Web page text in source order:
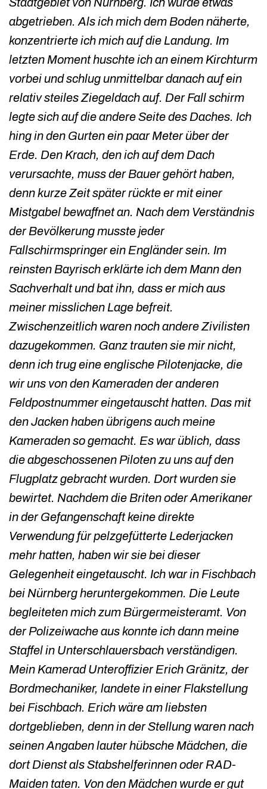
abgetrieben. Als ich mich dem Boden näherte,
konzentrierte ich mich auf die Landung. Im
letzten Moment huschte ich an einem Kirchturm
vorbei und schlug unmittelbar danach auf ein
relativ steiles Ziegeldach auf. Der Fall schirm
legte sich auf die andere Seite des Daches. Ich
hing in den Gurten ein paar Meter über der
Erde. Den Krach, den ich auf dem Dach
verursachte, muss der Bauer gehört haben,
denn kurze Zeit später rückte er mit einer
Mistgabel bewaffnet an. Nach dem Verständnis
der Bevölkerung musste jeder
Fallschirmspringer ein Engländer sein. Im
reinsten Bayrisch erklärte ich dem Mann den
Sachverhalt und bat ihn, dass er mich aus
meiner misslichen Lage befreit.
Zwischenzeitlich waren noch andere Zivilisten
dazugekommen. Ganz trauten sie mir nicht,
denn ich trug eine englische Pilotenjacke, die
wir uns von den Kameraden der anderen
Feldpostnummer eingetauscht hatten. Das mit
den Jacken haben übrigens auch meine
Kameraden so gemacht. Es war üblich, dass
die abgeschossenen Piloten zu uns auf den
Flugplatz gebracht wurden. Dort wurden sie
bewirtet. Nachdem die Briten oder Amerikaner
in der Gefangenschaft keine direkte
Verwendung für pelzgefütterte Lederjacken
mehr hatten, haben wir sie bei dieser
Gelegenheit eingetauscht. Ich war in Fischbach
bei Nürnberg heruntergekommen. Die Leute
begleiteten mich zum Bürgermeisteramt. Von
der Polizeiwache aus konnte ich dann meine
Staffel in Unterschlauersbach verständigen.
Mein Kamerad Unteroffizier Erich Gränitz, der
Bordmechaniker, landete in einer Flakstellung
bei Fischbach. Erich wäre am liebsten
dortgeblieben, denn in der Stellung waren nach
seinen Angaben lauter hübsche Mädchen, die
dort Dienst als Stabshelferinnen oder RAD-
Maiden taten. Von den Mädchen wurde er gut